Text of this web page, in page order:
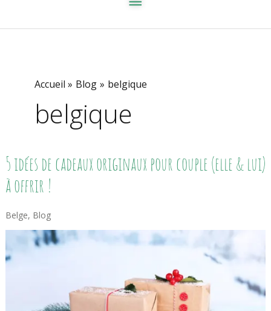
Accueil Blog belgique
belgique
5 idées de cadeaux originaux pour couple (elle & lui)
à offrir !
Belge, Blog
5
Idées
De
Cadeaux
Pour
Couple
(elle
Lui)